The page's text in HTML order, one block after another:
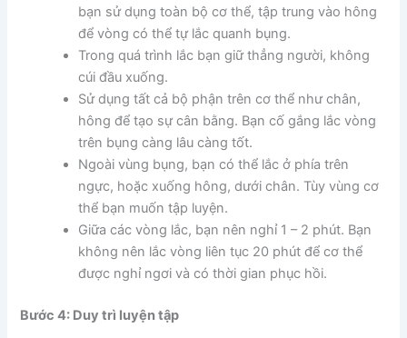
bạn sử dụng toàn bộ cơ thể, tập trung vào hông
để vòng có thể tự lắc quanh bụng.
Trong quá trình lắc bạn giữ thẳng người, không
cúi đầu xuống.
Sử dụng tất cả bộ phận trên cơ thể như chân,
hông để tạo sự cân bằng. Bạn cố gắng lắc vòng
trên bụng càng lâu càng tốt.
Ngoài vùng bụng, bạn có thể lắc ở phía trên
ngực, hoặc xuống hông, dưới chân. Tùy vùng cơ
thể bạn muốn tập luyện.
Giữa các vòng lắc, bạn nên nghỉ 1 – 2 phút. Bạn
không nên lắc vòng liên tục 20 phút để cơ thể
được nghỉ ngơi và có thời gian phục hồi.
Bước 4: Duy trì luyện tập